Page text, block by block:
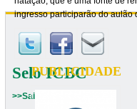
ingresso participarão do aulão
Selo ICBC
>>Saiba mais
PUBLICIDADE